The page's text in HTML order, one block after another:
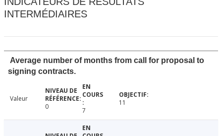
INTERMÉDIAIRES
Average number of months from call for proposal to
signing contracts.
Valeur
0
7
11